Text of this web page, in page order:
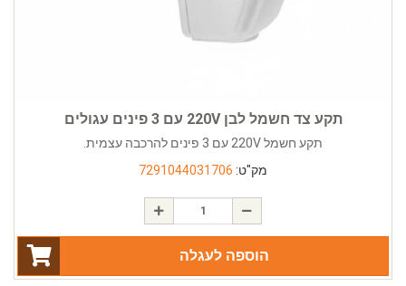
תקע צד חשמל לבן 220V עם 3 פינים עגולים
תקע חשמל 220V עם 3 פינים להרכבה עצמית.
מק"ט: 7291044031706
הוספה לעגלה